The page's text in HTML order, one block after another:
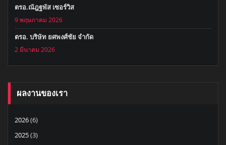
ตรอ.ณัฎฐพัส เซอร์วิส
9 พฤษภาคม 2026
ตรอ. บริษัท ยศพงศ์ชัย จำกัด
2 มีนาคม 2026
ผลงานของเรา
2026(6)
2025(3)